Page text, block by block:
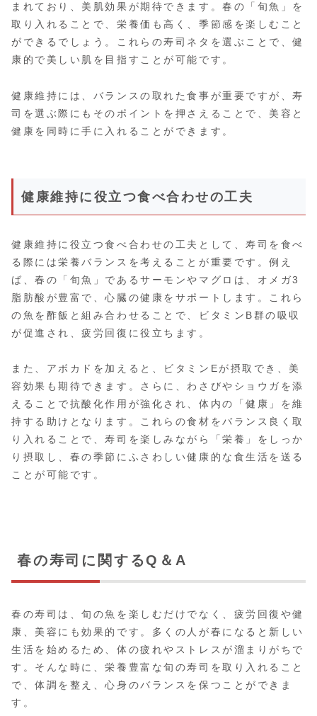
まれており、美肌効果が期待できます。春の「旬魚」を
取り入れることで、栄養価も高く、季節感を楽しむこと
ができるでしょう。これらの寿司ネタを選ぶことで、健
康的で美しい肌を目指すことが可能です。
健康維持には、バランスの取れた食事が重要ですが、寿
司を選ぶ際にもそのポイントを押さえることで、美容と
健康を同時に手に入れることができます。
健康維持に役立つ食べ合わせの工夫
健康維持に役立つ食べ合わせの工夫として、寿司を食べ
る際には栄養バランスを考えることが重要です。例え
ば、春の「旬魚」であるサーモンやマグロは、オメガ3
脂肪酸が豊富で、心臓の健康をサポートします。これら
の魚を酢飯と組み合わせることで、ビタミンB群の吸収
が促進され、疲労回復に役立ちます。
また、アボカドを加えると、ビタミンEが摂取でき、美
容効果も期待できます。さらに、わさびやショウガを添
えることで抗酸化作用が強化され、体内の「健康」を維
持する助けとなります。これらの食材をバランス良く取
り入れることで、寿司を楽しみながら「栄養」をしっか
り摂取し、春の季節にふさわしい健康的な食生活を送る
ことが可能です。
春の寿司に関するQ＆A
春の寿司は、旬の魚を楽しむだけでなく、疲労回復や健
康、美容にも効果的です。多くの人が春になると新しい
生活を始めるため、体の疲れやストレスが溜まりがちで
す。そんな時に、栄養豊富な旬の寿司を取り入れること
で、体調を整え、心身のバランスを保つことができま
す。